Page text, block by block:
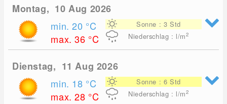
Montag, 10 Aug 2026
min. 20 °C
max. 36 °C
Sonne : 3 Std
Niederschlag : l/m2
Dienstag, 11 Aug 2026
min. 18 °C
max. 28 °C
Sonne : 6 Std
Niederschlag : l/m2